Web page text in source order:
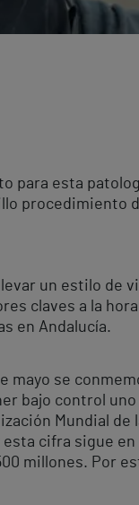
para esta
procedimiento
un estilo de
claves a la
en Andalucía.
mayo se
bajo control
Mundial
cifra sigue
millones. Por